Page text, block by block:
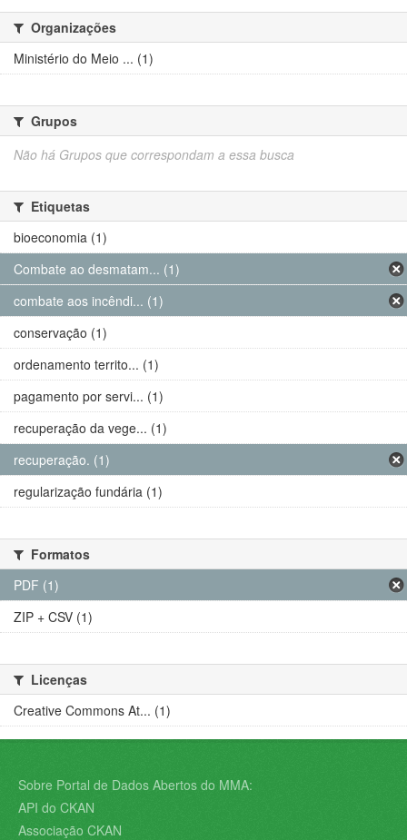
Organizações
Ministério do Meio ... (1)
Grupos
Não há Grupos que correspondam a essa busca
Etiquetas
bioeconomia (1)
Combate ao desmatam... (1)
combate aos incêndi... (1)
conservação (1)
ordenamento territo... (1)
pagamento por servi... (1)
recuperação da vege... (1)
recuperação. (1)
regularização fundária (1)
Formatos
PDF (1)
ZIP + CSV (1)
Licenças
Creative Commons At... (1)
Sobre Portal de Dados Abertos do MMA:
API do CKAN
Associação CKAN